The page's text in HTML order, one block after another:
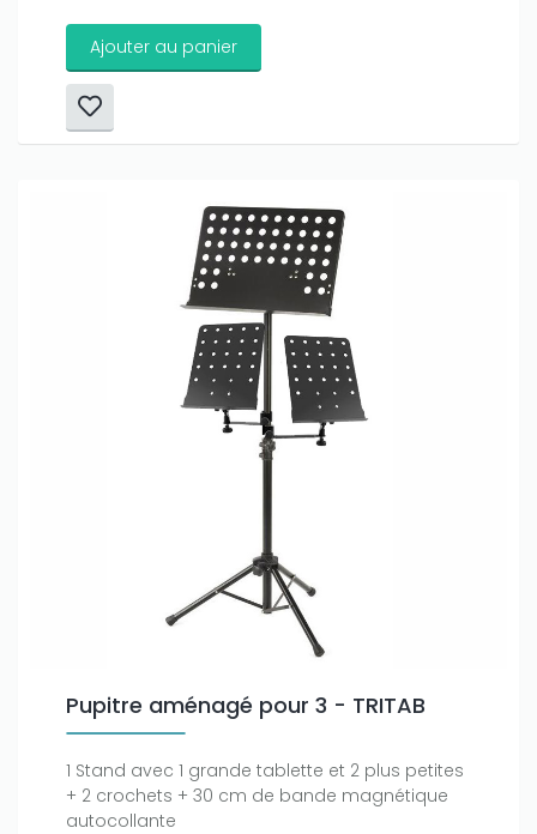
Ajouter au panier
Pupitre aménagé pour 3 - TRITAB
1 Stand avec 1 grande tablette et 2 plus petites
+ 2 crochets + 30 cm de bande magnétique
autocollante